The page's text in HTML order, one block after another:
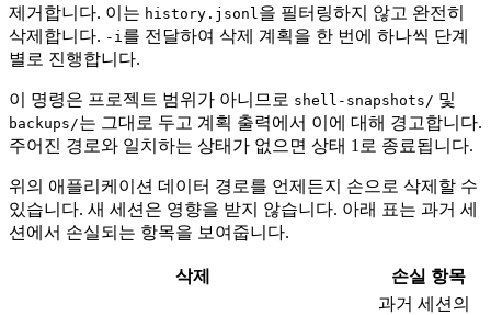
제거합니다. 이는 history.jsonl 을 필터링하지 않고 완전히
삭제합니다. -i 를 전달하여 삭제 계획을 한 번에 하나씩 단계
별로 진행합니다.
이 명령은 프로젝트 범위가 아니므로 shell-snapshots/ 및
backups/는 그대로 두고 계획 출력에서 이에 대해 경고합니다.
주어진 경로와 일치하는 상태가 없으면 상태 1로 종료됩니다.
위의 애플리케이션 데이터 경로를 언제든지 손으로 삭제할 수
있습니다. 새 세션은 영향을 받지 않습니다. 아래 표는 과거 세
션에서 손실되는 항목을 보여줍니다.
삭제 손실 항목
과거 세션의